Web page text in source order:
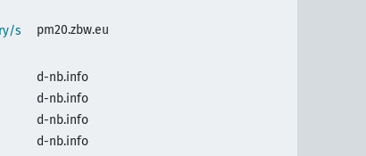
s
pm20.zbw.eu
d-nb.info
d-nb.info
d-nb.info
d-nb.info